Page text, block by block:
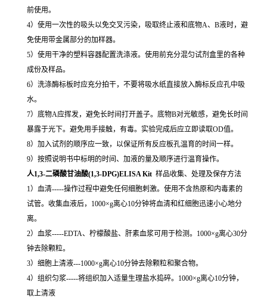
前使用。
4）使用一次性的吸头以免交叉污染，吸取终止液和底物A、B液时，避
免使用带金属部分的加样器。
5）使用干净的塑料容器配置洗涤液。使用前充分混匀试剂盒里的各种
成份及样品。
6）洗涤酶标板时应充分拍干，不要将吸水纸直接放入酶标反应孔中吸
水。
7）底物A应挥发，避免长时间打开盖子。底物B对光敏感，避免长时间
暴露于光下。避免用手接触，有毒。实验完成后应立即读取OD值。
8）加入试剂的顺序应一致，以保证所有反应板孔温育的时间一样。
9）按照说明书中标明的时间、加液的量及顺序进行温育操作。
人1,3-二磷酸甘油酸(1,3-DPG)ELISA Kit 样品收集、处理及保存方法
1）血清-----操作过程中避免任何细胞刺激。使用不含热原和内毒素的
试管。收集血液后，1000×g离心10分钟将血清和红细胞迅速小心地分
离。
2）血浆-----EDTA、柠檬酸盐、肝素血浆可用于检测。1000×g离心30分
钟去除颗粒。
3）细胞上清液---1000×g离心10分钟去除颗粒和聚合物。
4）组织匀浆-----将组织加入适量生理盐水捣碎。1000×g离心10分钟，
取上清液